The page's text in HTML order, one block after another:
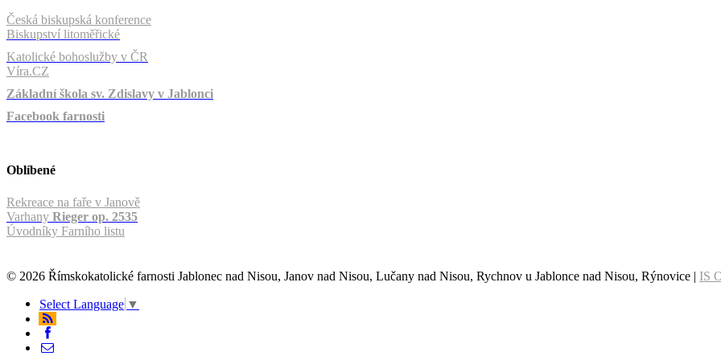
Česká biskupská konference
Biskupství litoměřické
Katolické bohoslužby v ČR
Víra.CZ
Základní škola sv. Zdislavy v Jablonci
Facebook farnosti
Oblíbené
Rekreace na faře v Janově
Varhany Rieger op. 2535
Úvodníky Farního listu
© 2026 Římskokatolické farnosti Jablonec nad Nisou, Janov nad Nisou, Lučany nad Nisou, Rychnov u Jablonce nad Nisou, Rýnovice | IS
Select Language ▼